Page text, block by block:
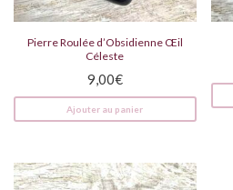
Pierre Roulée d’Obsidienne Œil
Céleste
9,00€
Ajouter au panier